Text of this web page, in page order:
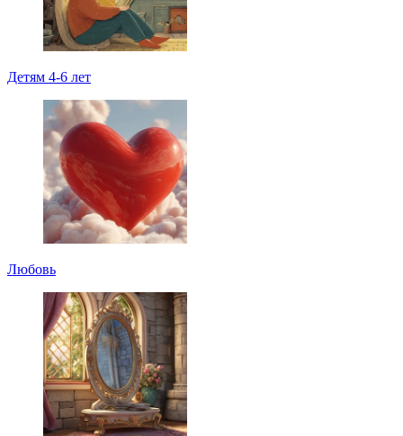
Детям 4-6 лет
Любовь